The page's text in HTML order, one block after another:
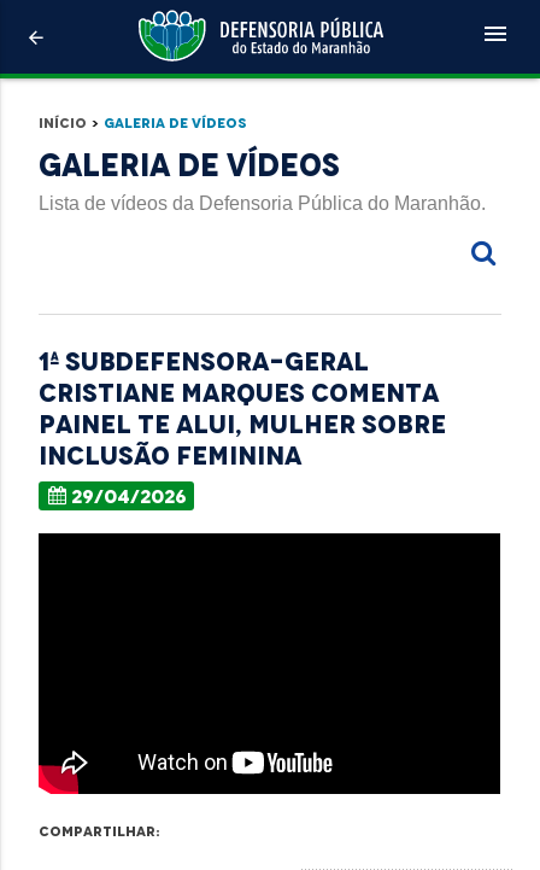
arrow_back menu
Início > Galeria de Vídeos
Galeria de Vídeos
Lista de vídeos da Defensoria Pública do Maranhão.
1ª subdefensora-geral
Cristiane Marques comenta
painel Te Alui, Mulher sobre
inclusão feminina
29/04/2026
Compartilhar: